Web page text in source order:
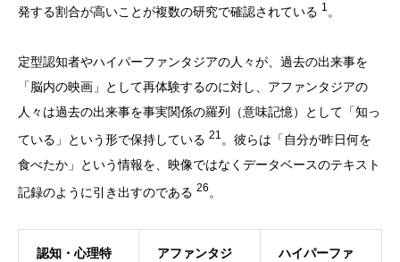
発する割合が高いことが複数の研究で確認されている 1 。
定型認知者やハイパーファンタジアの人々が、過去の出来事を
「脳内の映画」として再体験するのに対し、アファンタジアの
人々は過去の出来事を事実関係の羅列（意味記憶）として「知っ
ている」という形で保持している 21 。彼らは「自分が昨日何を
食べたか」という情報を、映像ではなくデータベースのテキスト
記録のように引き出すのである 26 。
認知・心理特
アファンタジ
ハイパーファ